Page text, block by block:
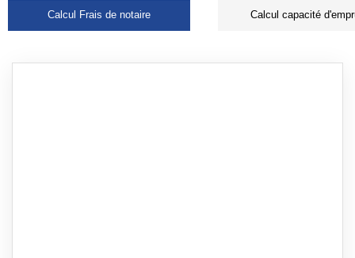
Calcul Frais de notaire Calcul capacité